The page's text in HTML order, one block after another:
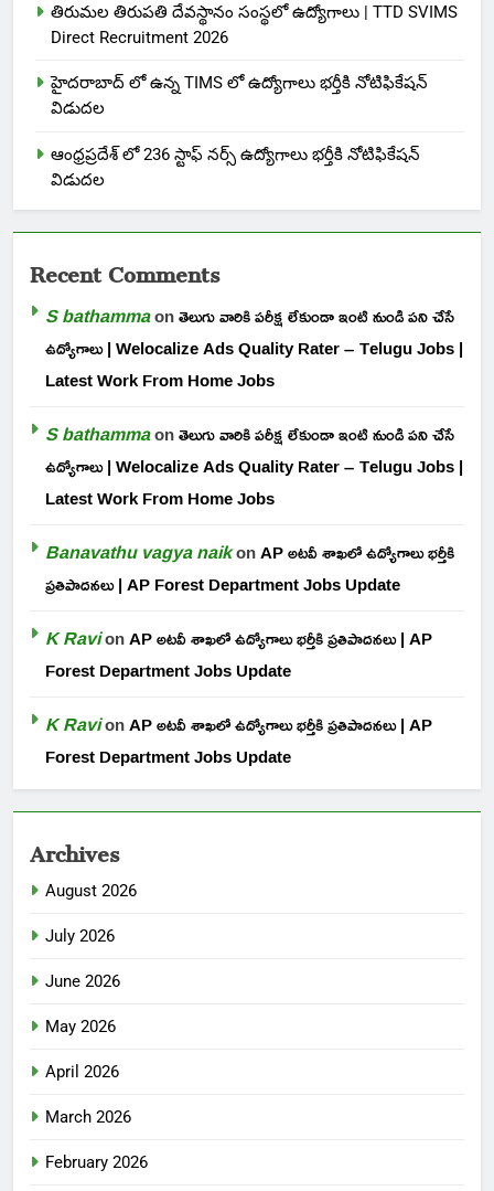
తిరుమల తిరుపతి దేవస్థానం సంస్థలో ఉద్యోగాలు | TTD SVIMS
Direct Recruitment 2026
హైదరాబాద్ లో ఉన్న TIMS లో ఉద్యోగాలు భర్తీకి నోటిఫికేషన్
విడుదల
ఆంధ్రప్రదేశ్ లో 236 స్టాఫ్ నర్స్ ఉద్యోగాలు భర్తీకి నోటిఫికేషన్
విడుదల
Recent Comments
S bathammaonతెలుగు వారికి పరీక్ష లేకుండా ఇంటి నుండి పని చేసే
ఉద్యోగాలు | Welocalize Ads Quality Rater – Telugu Jobs |
Latest Work From Home Jobs
S bathammaonతెలుగు వారికి పరీక్ష లేకుండా ఇంటి నుండి పని చేసే
ఉద్యోగాలు | Welocalize Ads Quality Rater – Telugu Jobs |
Latest Work From Home Jobs
Banavathu vagya naikonAP అటవీ శాఖలో ఉద్యోగాలు భర్తీకి
ప్రతిపాదనలు | AP Forest Department Jobs Update
K RavionAP అటవీ శాఖలో ఉద్యోగాలు భర్తీకి ప్రతిపాదనలు | AP
Forest Department Jobs Update
K RavionAP అటవీ శాఖలో ఉద్యోగాలు భర్తీకి ప్రతిపాదనలు | AP
Forest Department Jobs Update
Archives
August 2026
July 2026
June 2026
May 2026
April 2026
March 2026
February 2026